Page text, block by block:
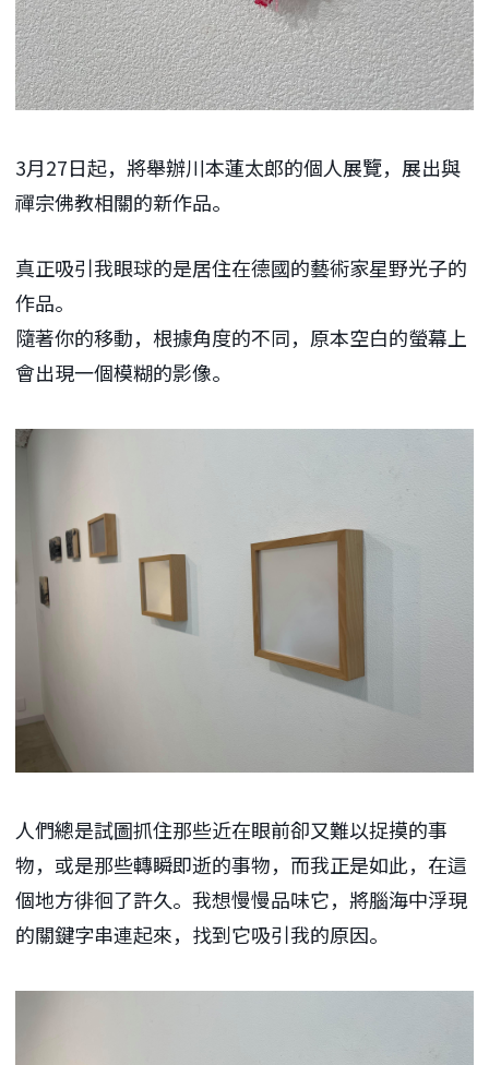
3月27日起，將舉辦川本蓮太郎的個人展覽，展出與
禪宗佛教相關的新作品。
真正吸引我眼球的是居住在德國的藝術家星野光子的
作品。
隨著你的移動，根據角度的不同，原本空白的螢幕上
會出現一個模糊的影像。
人們總是試圖抓住那些近在眼前卻又難以捉摸的事
物，或是那些轉瞬即逝的事物，而我正是如此，在這
個地方徘徊了許久。我想慢慢品味它，將腦海中浮現
的關鍵字串連起來，找到它吸引我的原因。